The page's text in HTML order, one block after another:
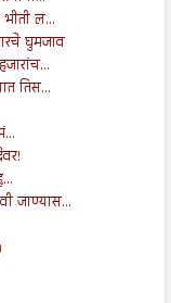
ल...
घुमजाव
तिस...
जाण्यास...